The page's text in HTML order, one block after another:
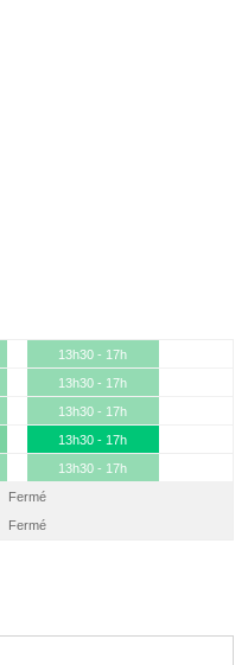
13h30 - 17h
13h30 - 17h
13h30 - 17h
13h30 - 17h
13h30 - 17h
Fermé
Fermé